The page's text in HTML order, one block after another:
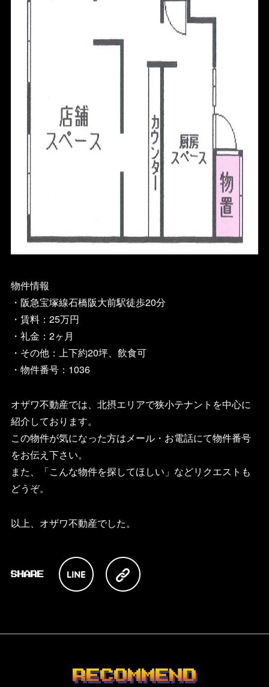
物件情報
・阪急宝塚線石橋阪大前駅徒歩20分
・賃料：25万円
・礼金：2ヶ月
・その他：上下約20坪、飲食可
・物件番号： 1036
オザワ不動産では、北摂エリアで狭小テナントを中心に
紹介しております。
この物件が気になった方はメール・お電話にて物件番号
をお伝え下さい。
また、「こんな物件を探してほしい」などリクエストも
どうぞ。
以上、オザワ不動産でした。
RECOMMEND